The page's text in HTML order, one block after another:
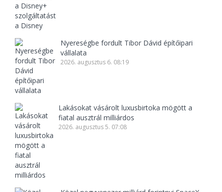
Nyereségbe fordult Tibor Dávid építőipari
vállalata
2026. augusztus 6. 08:19
Lakásokat vásárolt luxusbirtoka mögött a
fiatal ausztrál milliárdos
2026. augusztus 5. 07:08